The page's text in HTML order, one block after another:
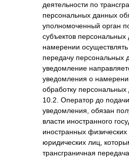
деятельности по
персональных данных
уполномоченный орган
субъектов
намерении
передачу персональных
уведомление
уведомления о
обработку персональных
10.2. Оператор до
уведомления, обязан
власти иностранного
иностранных
юридических лиц,
трансграничная